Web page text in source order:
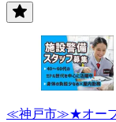
≪神戸市≫★オープ